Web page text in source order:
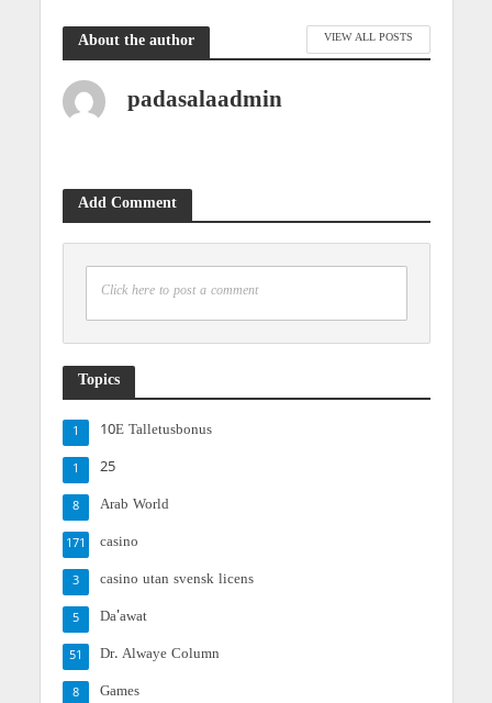
About the author VIEW ALL POSTS
padasalaadmin
Add Comment
Click here to post a comment
Topics
10E Talletusbonus
1
25
1
Arab World
8
casino
171
casino utan svensk licens
3
Da'awat
5
Dr. Alwaye Column
51
Games
8